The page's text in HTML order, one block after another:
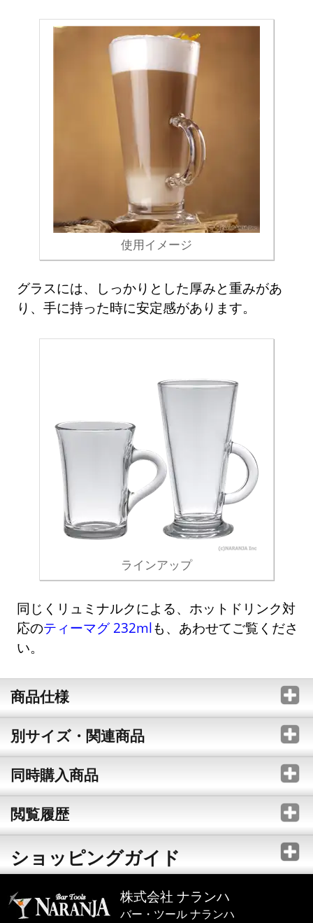
使用イメージ
グラスには、しっかりとした厚みと重みがあ
り、手に持った時に安定感があります。
ラインアップ
同じくリュミナルクによる、ホットドリンク対
応のティーマグ 232mlも、あわせてご覧くださ
い。
商品仕様
別サイズ・関連商品
同時購入商品
閲覧履歴
ショッピングガイド
株式会社 ナランハ
バー・ツール ナランハ